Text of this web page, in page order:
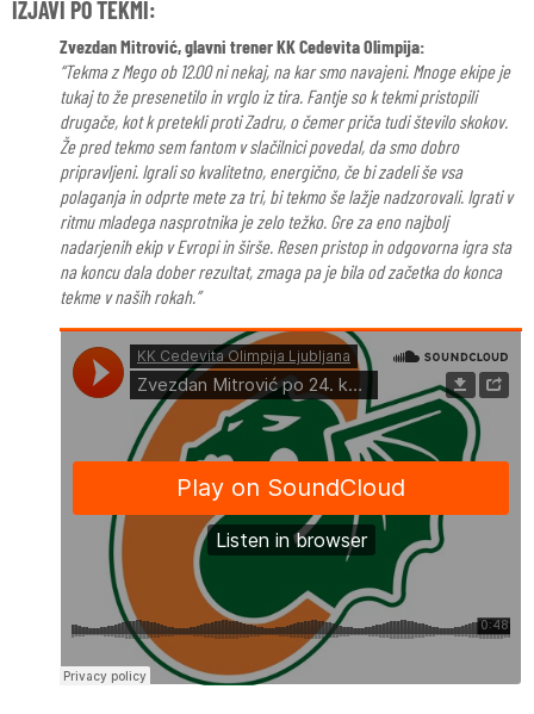
IZJAVI PO TEKMI:
Zvezdan Mitrović, glavni trener KK Cedevita Olimpija:
“Tekma z Mego ob 12.00 ni nekaj, na kar smo navajeni. Mnoge ekipe je
tukaj to že presenetilo in vrglo iz tira. Fantje so k tekmi pristopili
drugače, kot k pretekli proti Zadru, o čemer priča tudi število skokov.
Že pred tekmo sem fantom v slačilnici povedal, da smo dobro
pripravljeni. Igrali so kvalitetno, energično, če bi zadeli še vsa
polaganja in odprte mete za tri, bi tekmo še lažje nadzorovali. Igrati v
ritmu mladega nasprotnika je zelo težko. Gre za eno najbolj
nadarjenih ekip v Evropi in širše. Resen pristop in odgovorna igra sta
na koncu dala dober rezultat, zmaga pa je bila od začetka do konca
tekme v naših rokah.”